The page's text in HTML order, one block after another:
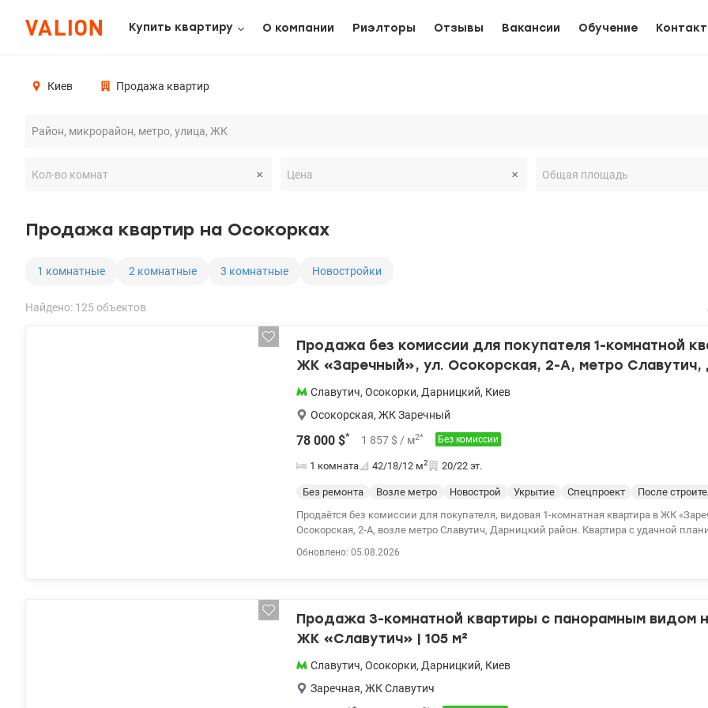
Купить квартиру О компании Риэлторы Отзывы Вакансии Обучение
Киев Продажа квартир
Продажа квартир на Осокорках
1 комнатные 2 комнатные 3 комнатные Новостройки
Найдено: 125 объектов
Продажа без комиссии для покупателя 1-комнатной
ЖК «Заречный», ул. Осокорская, 2-А, метро Славутич,
район
Славутич, Осокорки, Дарницкий, Киев
Осокорская, ЖК Заречный
78 000 $* 1 857 $ / м2* Без комиссии
1 комната 42/18/12 м2 20/22 эт.
Без ремонта Возле метро Новострой Укрытие Спецпроект
После
Продаётся без комиссии для покупателя, видовая 1-комнатная квартира в ЖК
Осокорская, 2-А, возле метро Славутич, Дарницкий район. Квартира с удачной
жизни или сдачи в аренду. Популярная локация, квартира всегда будет в цене.
планировка. Удобный выезд на правый берег. Метро «Славутич» в 10 минутах
бонусом является готовый дизайн-проект. Вы экономите время и деньги - можно
реализации стильного интерьера без лишних затрат. Это тот случай, когда фото не
главного — атмосферу и виды. Звоните и приходите на просмотр. Цена 78000 у.е., тел.
Дария, valion/1149743
Обновлено: 05.08.2026
Продажа 3-комнатной квартиры с панорамным видом
ЖК «Славутич» | 105 м²
Славутич, Осокорки, Дарницкий, Киев
Заречная, ЖК Славутич